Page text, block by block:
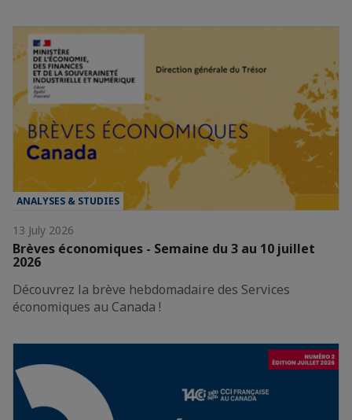
ANALYSES & STUDIES
13 July 2026
Brèves économiques - Semaine du 3 au 10 juillet
2026
Découvrez la brève hebdomadaire des Services
économiques au Canada !